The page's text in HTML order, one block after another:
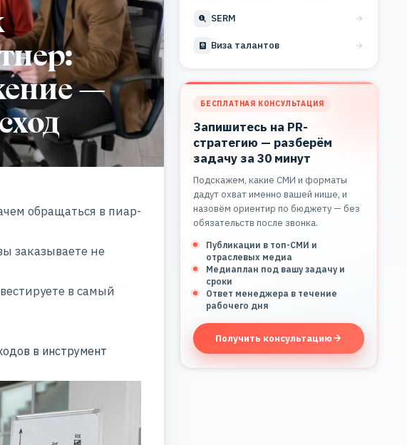
—
обращаться в пиар-
заказываете не
в самый
в инструмент
SERM
Виза талантов
БЕСПЛАТНАЯ КОНСУЛЬТАЦИЯ
Запишитесь на PR-
стратегию — разберём
задачу за 30 минут
Подскажем, какие СМИ и форматы
дадут охват именно вашей нише, и
назовём ориентир по бюджету — без
обязательств после звонка.
Публикации в топ-СМИ и
отраслевых медиа
Медиаплан под вашу задачу и
сроки
Ответ менеджера в течение
рабочего дня
Получить консультацию